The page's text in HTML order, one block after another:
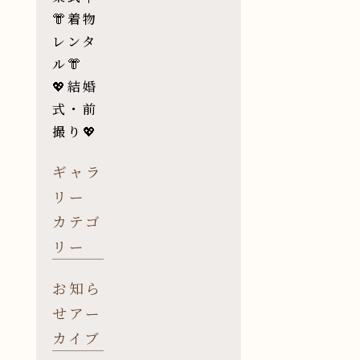
👘着物
レンタ
ル👘
💖結婚
式・前
撮り💖
ギャラ
リー
カテゴ
リー
お知ら
せアー
カイブ